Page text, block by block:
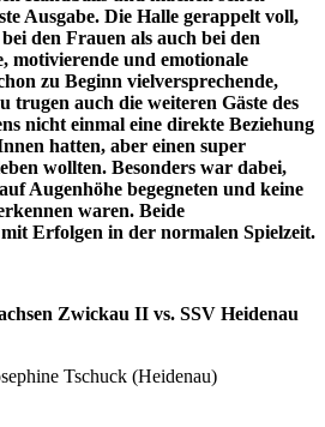
Ausgabe. Die Halle gerappelt voll,
den Frauen als auch bei den
motivierende und emotionale
zu Beginn vielversprechende,
trugen auch die weiteren Gäste des
nicht einmal eine direkte Beziehung
hatten, aber einen super
wollten. Besonders war dabei,
Augenhöhe begegneten und keine
waren. Beide
Erfolgen in der normalen Spielzeit.
Zwickau II vs. SSV Heidenau
Tschuck (Heidenau)